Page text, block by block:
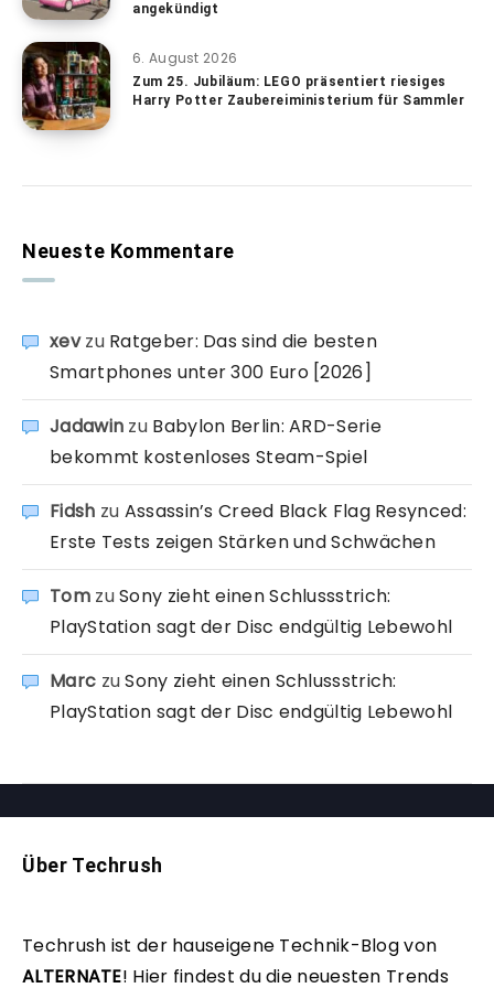
angekündigt
6. August 2026
Zum 25. Jubiläum: LEGO präsentiert riesiges
Harry Potter Zaubereiministerium für Sammler
Neueste Kommentare
xevzu Ratgeber: Das sind die besten
Smartphones unter 300 Euro [2026]
Jadawin zu Babylon Berlin: ARD-Serie
bekommt kostenloses Steam-Spiel
Fidsh zu Assassin’s Creed Black Flag Resynced:
Erste Tests zeigen Stärken und Schwächen
TomzuSony zieht einen Schlussstrich:
PlayStation sagt der Disc endgültig Lebewohl
Marc zuSony zieht einen Schlussstrich:
PlayStation sagt der Disc endgültig Lebewohl
Über Techrush
Techrush ist der hauseigene Technik-Blog von
ALTERNATE! Hier findest du die neuesten Trends